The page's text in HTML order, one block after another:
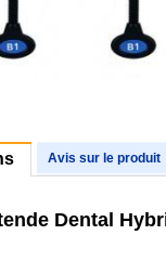
Avis sur le produit
Dental